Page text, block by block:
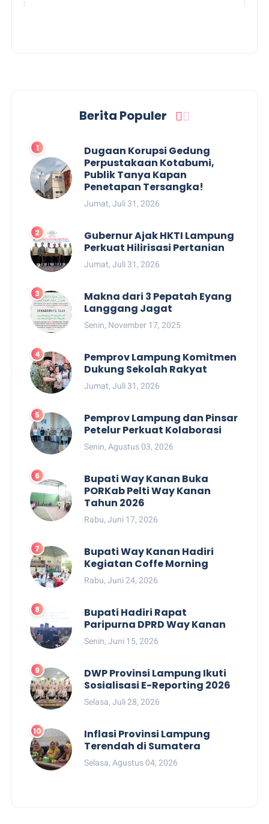
Berita Populer
Dugaan Korupsi Gedung
Perpustakaan Kotabumi,
Publik Tanya Kapan
Penetapan Tersangka!
Jumat, Juli 31, 2026
Gubernur Ajak HKTI Lampung
Perkuat Hilirisasi Pertanian
Jumat, Juli 31, 2026
Makna dari 3 Pepatah Eyang
Langgang Jagat
Senin, November 17, 2025
Pemprov Lampung Komitmen
Dukung Sekolah Rakyat
Jumat, Juli 31, 2026
Pemprov Lampung dan Pinsar
Petelur Perkuat Kolaborasi
Senin, Agustus 03, 2026
Bupati Way Kanan Buka
PORKab Pelti Way Kanan
Tahun 2026
Rabu, Juni 17, 2026
Bupati Way Kanan Hadiri
Kegiatan Coffe Morning
Rabu, Juni 24, 2026
Bupati Hadiri Rapat
Paripurna DPRD Way Kanan
Senin, Juni 15, 2026
DWP Provinsi Lampung Ikuti
Sosialisasi E-Reporting 2026
Selasa, Juli 28, 2026
Inflasi Provinsi Lampung
Terendah di Sumatera
Selasa, Agustus 04, 2026